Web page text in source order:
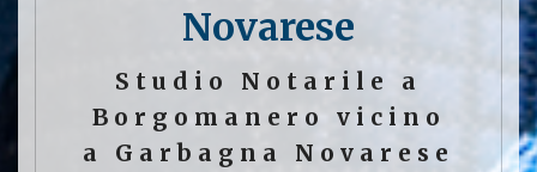
Novarese
Studio Notarile a
Borgomanero vicino
a Garbagna Novarese